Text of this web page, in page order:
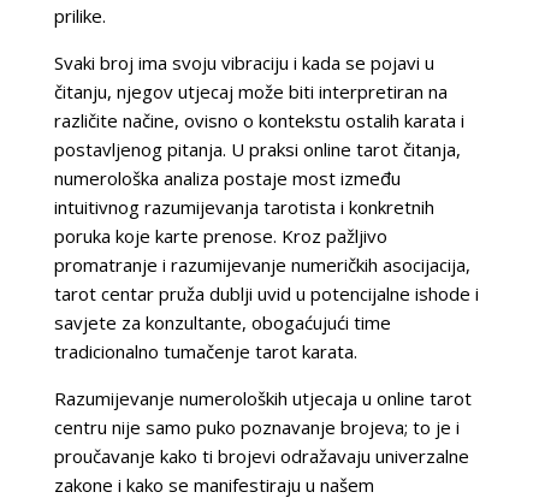
prilike.
Svaki broj ima svoju vibraciju i kada se pojavi u
čitanju, njegov utjecaj može biti interpretiran na
različite načine, ovisno o kontekstu ostalih karata i
postavljenog pitanja. U praksi online tarot čitanja,
numerološka analiza postaje most između
intuitivnog razumijevanja tarotista i konkretnih
poruka koje karte prenose. Kroz pažljivo
promatranje i razumijevanje numeričkih asocijacija,
tarot centar pruža dublji uvid u potencijalne ishode i
savjete za konzultante, obogaćujući time
tradicionalno tumačenje tarot karata.
Razumijevanje numeroloških utjecaja u online tarot
centru nije samo puko poznavanje brojeva; to je i
proučavanje kako ti brojevi odražavaju univerzalne
zakone i kako se manifestiraju u našem